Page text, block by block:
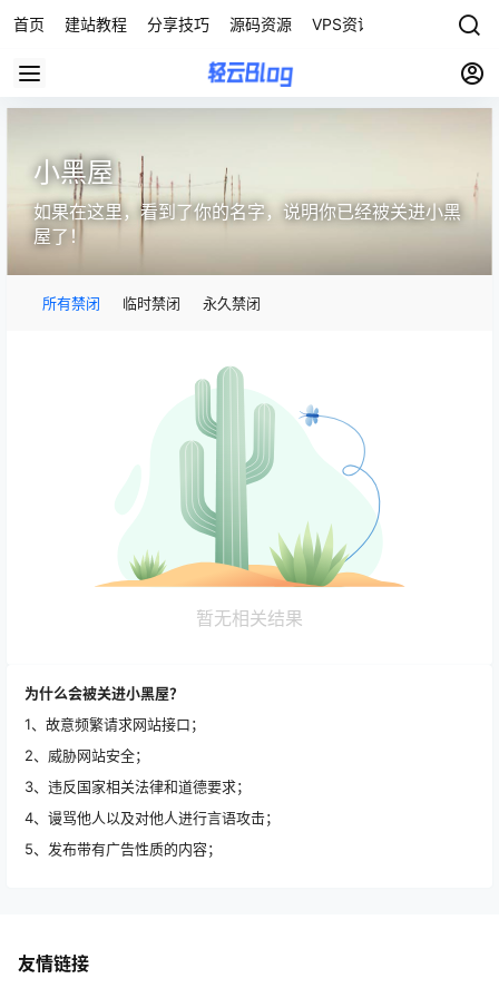
首页 建站教程 分享技巧 源码资源 VPS资讯
小黑屋
如果在这里，看到了你的名字，说明你已经被关进小黑
屋了！
所有禁闭 临时禁闭 永久禁闭
暂无相关结果
为什么会被关进小黑屋？
1、故意频繁请求网站接口；
2、威胁网站安全；
3、违反国家相关法律和道德要求；
4、谩骂他人以及对他人进行言语攻击；
5、发布带有广告性质的内容；
友情链接